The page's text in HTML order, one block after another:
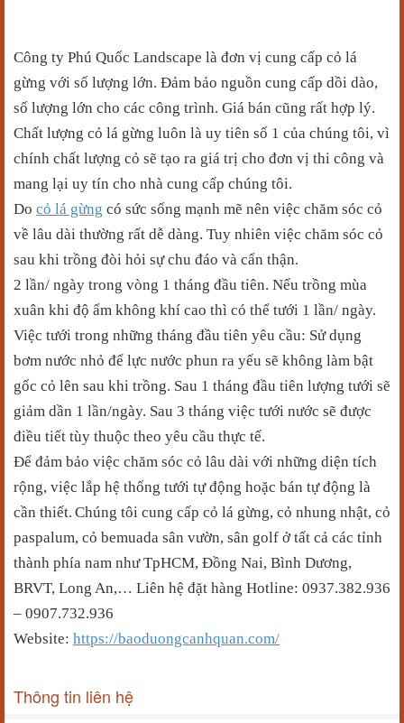
Công ty Phú Quốc Landscape là đơn vị cung cấp cỏ lá
gừng với số lượng lớn. Đảm bảo nguồn cung cấp dồi dào,
số lượng lớn cho các công trình. Giá bán cũng rất hợp lý.
Chất lượng cỏ lá gừng luôn là uy tiên số 1 của chúng tôi, vì
chính chất lượng cỏ sẽ tạo ra giá trị cho đơn vị thi công và
mang lại uy tín cho nhà cung cấp chúng tôi.
Do cỏ lá gừng có sức sống mạnh mẽ nên việc chăm sóc cỏ
về lâu dài thường rất dễ dàng. Tuy nhiên việc chăm sóc cỏ
sau khi trồng đòi hỏi sự chu đáo và cẩn thận.
2 lần/ ngày trong vòng 1 tháng đầu tiên. Nếu trồng mùa
xuân khi độ ẩm không khí cao thì có thể tưới 1 lần/ ngày.
Việc tưới trong những tháng đầu tiên yêu cầu: Sử dụng
bơm nước nhỏ để lực nước phun ra yếu sẽ không làm bật
gốc cỏ lên sau khi trồng. Sau 1 tháng đầu tiên lượng tưới sẽ
giảm dần 1 lần/ngày. Sau 3 tháng việc tưới nước sẽ được
điều tiết tùy thuộc theo yêu cầu thực tế.
Để đảm bảo việc chăm sóc cỏ lâu dài với những diện tích
rộng, việc lắp hệ thống tưới tự động hoặc bán tự động là
cần thiết. Chúng tôi cung cấp cỏ lá gừng, cỏ nhung nhật, cỏ
paspalum, cỏ bemuada sân vườn, sân golf ở tất cả các tỉnh
thành phía nam như TpHCM, Đồng Nai, Bình Dương,
BRVT, Long An,… Liên hệ đặt hàng Hotline: 0937.382.936
– 0907.732.936
Website: https://baoduongcanhquan.com/
Thông tin liên hệ